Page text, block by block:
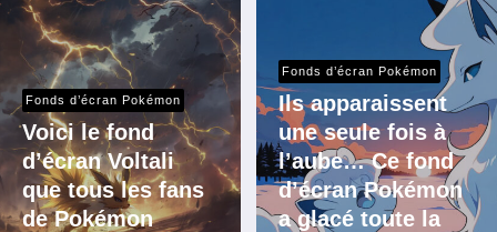
Fonds d’écran Pokémon
Voici le fond
d’écran Voltali
que tous les fans
de Pokémon
Fonds d’écran Pokémon
Ils apparaissent
une seule fois à
l’aube… Ce fond
d’écran Pokémon
a glacé toute la